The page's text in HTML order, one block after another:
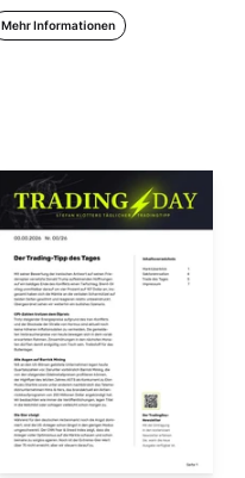
Mehr Informationen